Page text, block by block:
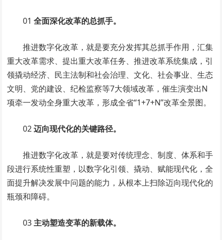
01全面深化改革的总抓手。
推进数字化改革，就是要充分发挥其总抓手作用，汇集
重大改革需求、提出重大改革任务、推进改革系统集成，引
领撬动经济、民主法制和社会治理、文化、社会事业、生态
文明、党的建设、纪检监察等7大领域改革，催生演变出N
项牵一发动全身重大改革，形成全省“1+7+N”改革全景图。
02迈向现代化的关键路径。
推进数字化改革，就是要对传统理念、制度、体系和手
段进行系统性重塑，以数字化引领、撬动、赋能现代化，全
面提升解决发展中问题的能力，从根本上扫除迈向现代化的
瓶颈和障碍。
03 主动塑造变革的新载体。